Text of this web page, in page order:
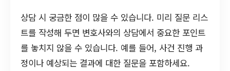
상담 시 궁금한 점이 많을 수 있습니다. 미리 질문 리스
트를 작성해 두면 변호사와의 상담에서 중요한 포인트
를 놓치지 않을 수 있습니다. 예를 들어, 사건 진행 과
정이나 예상되는 결과에 대한 질문을 포함하세요.